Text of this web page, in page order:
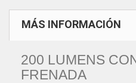
MÁS INFORMACIÓN
200 LUMENS
FRENADA